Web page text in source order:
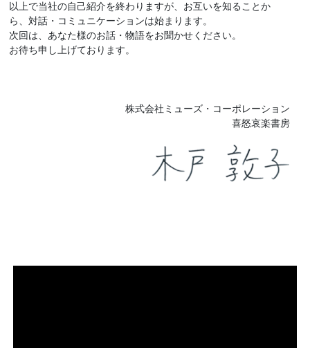
以上で当社の自己紹介を終わりますが、お互いを知ることか
ら、対話・コミュニケーションは始まります。
次回は、あなた様のお話・物語をお聞かせください。
お待ち申し上げております。
株式会社ミューズ・コーポレーション
喜怒哀楽書房